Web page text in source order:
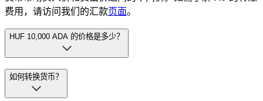
费用，请访问我们的汇款页面。
HUF 10,000 ADA 的价格是多少？
如何转换货币？